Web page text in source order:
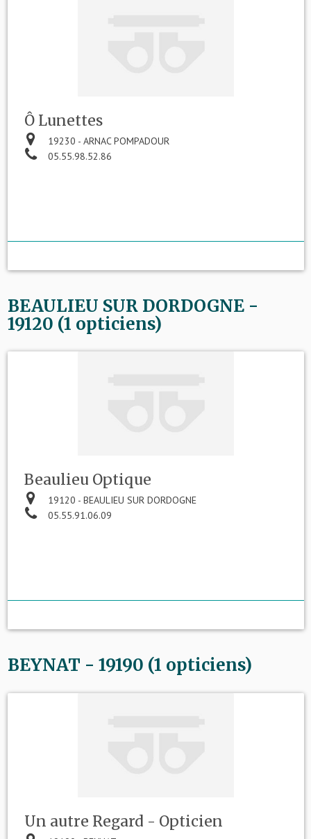
Ô Lunettes
19230 - ARNAC POMPADOUR
05.55.98.52.86
BEAULIEU SUR DORDOGNE -
19120 (1 opticiens)
Beaulieu Optique
19120 - BEAULIEU SUR DORDOGNE
05.55.91.06.09
BEYNAT - 19190 (1 opticiens)
Un autre Regard - Opticien